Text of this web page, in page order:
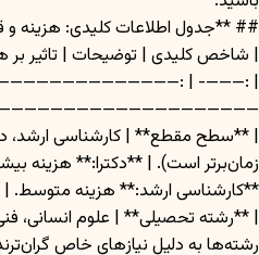
## **جدول اطلاعات کلیدی: هزینه و
| شاخص کلیدی | توضیحات | تاثیر بر
| :
|
| **سطح مقطع** | کارشناسی ارشد،
زمان‌برتر است). | **دکترا:** هزینه
**کارشناسی ارشد:** هزینه متوسط. |
| **رشته تحصیلی** | علوم انسانی،
رشته‌ها به دلیل نیازهای خاص